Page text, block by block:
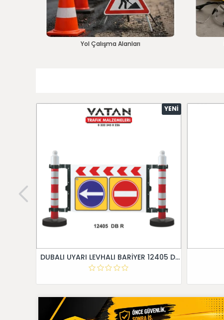
Yol Çalışma Alanları
YENI
DUBALI UYARI LEVHALI BARİYER 12405 DB R